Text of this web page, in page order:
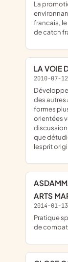
la promotion du catch, la promotion de la culture
francais,
de catch
LA VOIE
2010-07-12
développer le goût et la pratique du Taï Chi Chuan et
des autres
formes
orientées
discussion
que
lesprit
ASDAMMA75  ASSOCIATION SELF DEFENSE
ARTS
2014-01-13
pratique sportive et promotion des arts martiaux, sport
de